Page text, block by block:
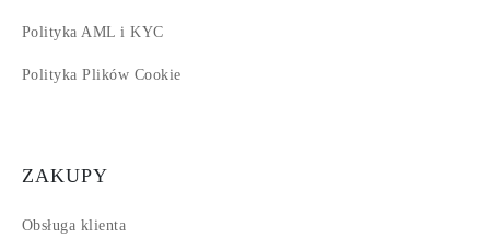
Polityka AML i KYC
Polityka Plików Cookie
ZAKUPY
Obsługa klienta